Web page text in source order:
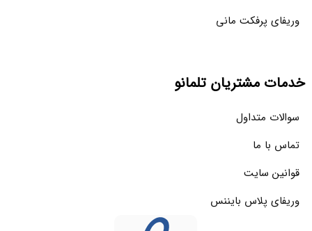
وریفای پرفکت مانی
خدمات مشتریان تلمانو
سوالات متداول
تماس با ما
قوانین سایت
وریفای پلاس بایننس